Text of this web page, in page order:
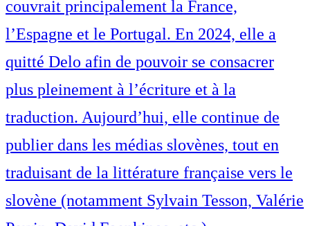
couvrait principalement la France,
l’Espagne et le Portugal. En 2024, elle a
quitté Delo afin de pouvoir se consacrer
plus pleinement à l’écriture et à la
traduction. Aujourd’hui, elle continue de
publier dans les médias slovènes, tout en
traduisant de la littérature française vers le
slovène (notamment Sylvain Tesson, Valérie